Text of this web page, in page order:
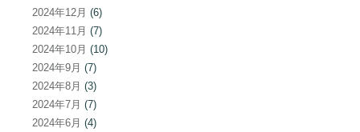
2024年12月 (6)
2024年11月 (7)
2024年10月 (10)
2024年9月 (7)
2024年8月 (3)
2024年7月 (7)
2024年6月 (4)